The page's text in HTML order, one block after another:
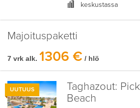
keskustassa
Majoituspaketti
7 vrk alk. 1306 € / hlö
UUTUUS Taghazout:
Beach